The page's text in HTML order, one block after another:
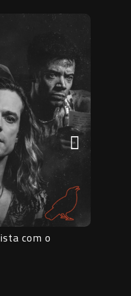
O horror (e o humor